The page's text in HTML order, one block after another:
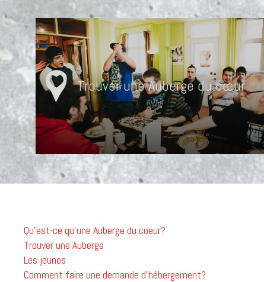
Trouver une Auberge du cœur
Qu'est-ce qu'une Auberge du coeur?
Trouver une Auberge
Les jeunes
Comment faire une demande d'hébergement?